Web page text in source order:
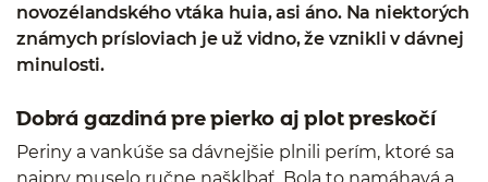
novozélandského vtáka huia, asi áno. Na niektorých
známych prísloviach je už vidno, že vznikli v dávnej
minulosti.
Dobrá gazdiná pre pierko aj plot preskočí
Periny a vankúše sa dávnejšie plnili perím, ktoré sa